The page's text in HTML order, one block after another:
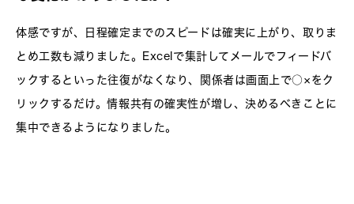
体感ですが、日程確定までのスピードは確実に上がり、取りま
とめ工数も減りました。Excelで集計してメールでフィードバ
ックするといった往復がなくなり、関係者は画面上で○×をク
リックするだけ。情報共有の確実性が増し、決めるべきことに
集中できるようになりました。